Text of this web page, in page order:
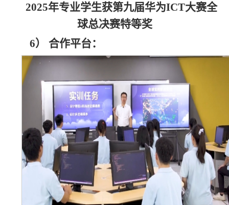
2025年专业学生获第九届华为ICT大赛全
球总决赛特等奖
6） 合作平台：